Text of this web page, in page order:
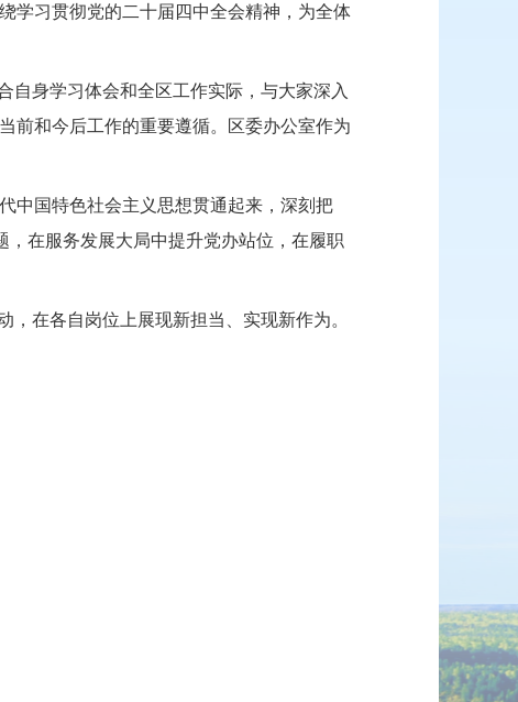
学习贯彻党的二十届四中全会精神，为全体
自身学习体会和全区工作实际，与大家深入
前和今后工作的重要遵循。区委办公室作为
中国特色社会主义思想贯通起来，深刻把
，在服务发展大局中提升党办站位，在履职
在各自岗位上展现新担当、实现新作为。